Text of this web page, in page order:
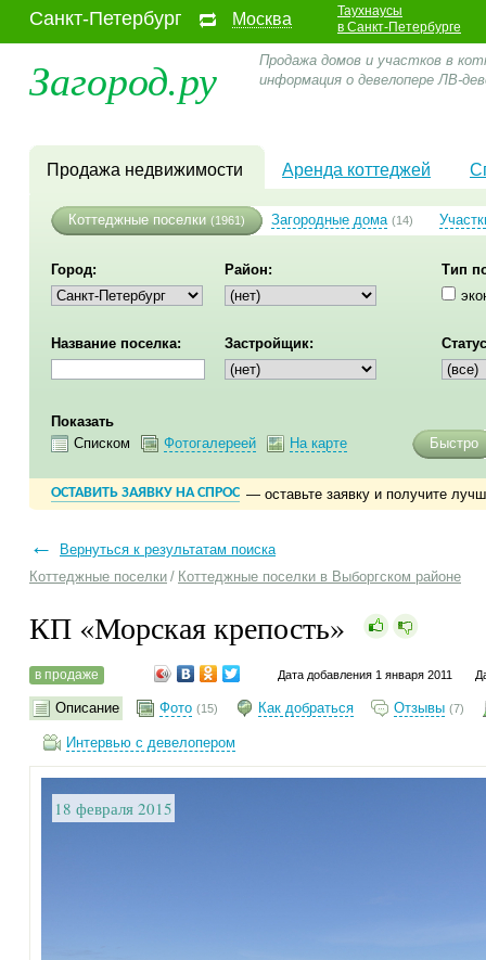
Санкт-Петербург Москва
Таухнаусы
в Санкт-Петербурге
Загород.ру
Продажа домов и участков в
информация о девелопере ЛВ-
Продажа недвижимости Аренда коттеджей
Коттеджные поселки (1961) Загородные дома (14)
Город: Район:
Тип
Название поселка: Застройщик:
Показать
Списком
Фотогалереей На карте Быстро
ОСТАВИТЬ ЗАЯВКУ НА СПРОС — оставьте заявку и получите
←
Вернуться к результатам поиска
Коттеджные поселки / Коттеджные поселки в Выборгском районе
КП «Морская крепость»
в продаже Дата добавления 1 января 2011
Описание Фото (15) Как добраться Отзывы (7)
Интервью с девелопером
18 февраля 2015